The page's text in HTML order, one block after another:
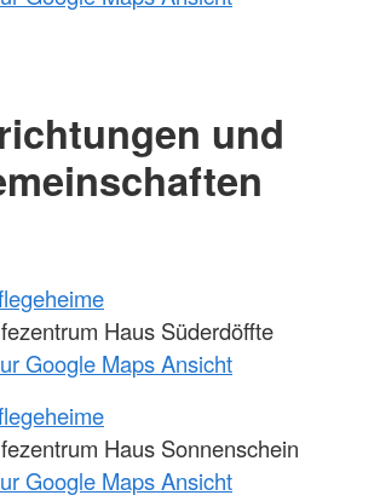
und
Haus Süderdöffte
Google Maps Ansicht
Haus Sonnenschein
Google Maps Ansicht